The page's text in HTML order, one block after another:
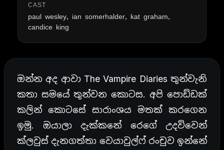
CAST
paul wesley, ian somerhalder, kat graham,
candice king
ඔන්න අද ආවා The Vampire Diaries තුන්වැනි
කතා සමයේ තුන්වන කොටස. අපි පොඩ්ඩක්
කලින් කොටසේ සාරාංශය මතක් කරගෙන
ඉමු. ඔයාලා දැක්කනේ රෙගේ උදව්වෙන්
ක්ලවුස් දැනගත්තා වෙයාවුල්ෆ් රංචුව ඉන්නේ